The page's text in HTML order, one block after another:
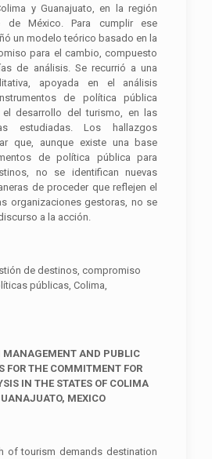
y Guanajuato, en la región
de México. Para cumplir ese
un modelo teórico basado en la
para el cambio, compuesto
de análisis. Se recurrió a una
apoyada en el análisis
de política pública
desarrollo del turismo, en las
estudiadas. Los hallazgos
que, aunque existe una base
de política pública para
no se identifican nuevas
de proceder que reflejen el
organizaciones gestoras, no se
a la acción.
de destinos, compromiso
públicas, Colima,
MANAGEMENT AND PUBLIC
FOR THE COMMITMENT FOR
IN THE STATES OF COLIMA
MEXICO
of tourism demands destination